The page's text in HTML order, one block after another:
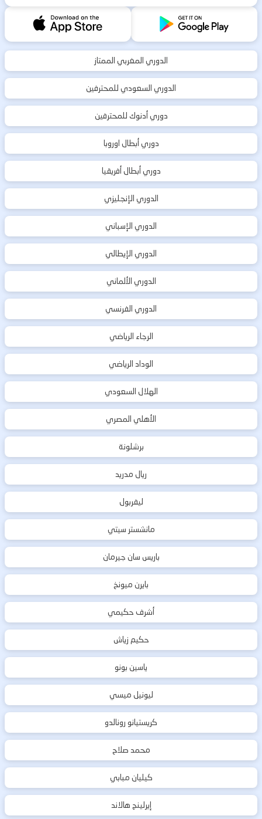
الدوري المغربي الممتاز
الدوري السعودي للمحترفين
دوري أدنوك للمحترفين
دوري أبطال اوروبا
دوري أبطال أفريقيا
الدوري الإنجليزي
الدوري الإسباني
الدوري الإيطالي
الدوري الألماني
الدوري الفرنسي
الرجاء الرياضي
الوداد الرياضي
الهلال السعودي
الأهلي المصري
برشلونة
ريال مدريد
ليفربول
مانشستر سيتي
باريس سان جيرمان
بايرن ميونخ
أشرف حكيمي
حكيم زياش
ياسين بونو
ليونيل ميسي
كريستيانو رونالدو
محمد صلاح
كيليان مبابي
إيرلينج هالاند